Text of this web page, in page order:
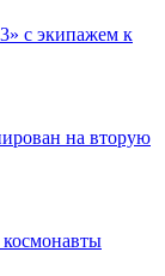
с экипажем к
на вторую